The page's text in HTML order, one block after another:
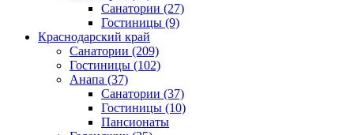
Санатории (27)
Гостиницы (9)
Краснодарский край
Санатории (209)
Гостиницы (102)
Анапа (37)
Санатории (37)
Гостиницы (10)
Пансионаты